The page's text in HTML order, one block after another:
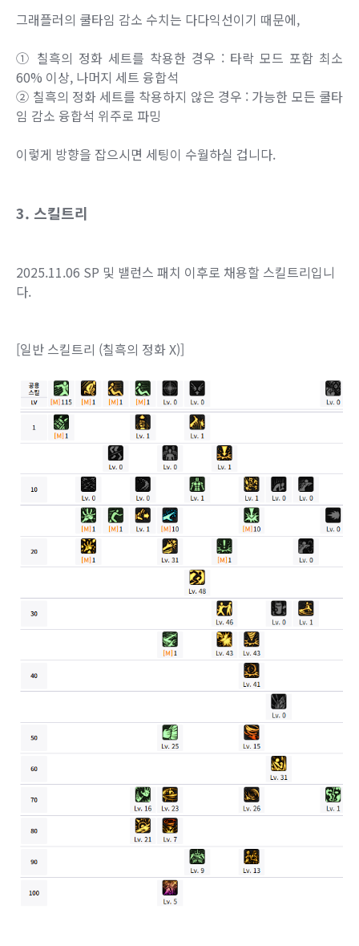
그래플러의 쿨타임 감소 수치는 다다익선이기 때문에,
① 칠흑의 정화 세트를 착용한 경우 : 타락 모드 포함 최소
60% 이상, 나머지 세트 융합석
② 칠흑의 정화 세트를 착용하지 않은 경우 : 가능한 모든 쿨타
임 감소 융합석 위주로 파밍
이렇게 방향을 잡으시면 세팅이 수월하실 겁니다.
3. 스킬트리
2025.11.06 SP 및 밸런스 패치 이후로 채용할 스킬트리입니
다.
[일반 스킬트리 (칠흑의 정화 X)]